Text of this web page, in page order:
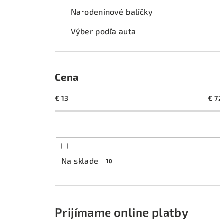
Narodeninové balíčky
Výber podľa auta
Cena
€ 13 €
Na sklade 10
Prijímame online platby